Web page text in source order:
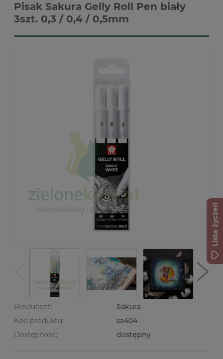
Pisak Sakura Gelly Roll Pen biały
3szt. 0,3 / 0,4 / 0,5mm
Producent:
Sakura
Kod produktu:
sa404
Dostępność:
dostępny
Lista życzeń